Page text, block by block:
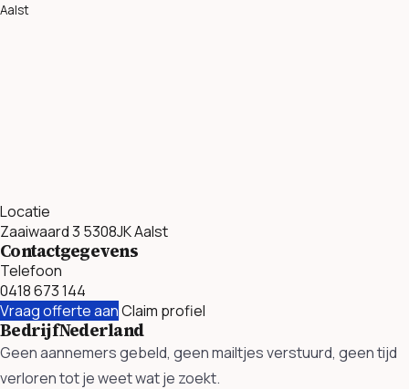
Aalst
Locatie
Zaaiwaard 3 5308JK Aalst
Contactgegevens
Telefoon
0418 673 144
Vraag offerte aanClaim profiel
BedrijfNederland
Geen aannemers gebeld, geen mailtjes verstuurd, geen tijd
verloren tot je weet wat je zoekt.